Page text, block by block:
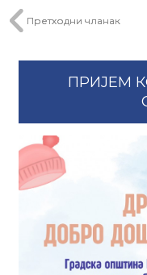
Претходни чланак
ПРИЈЕМ